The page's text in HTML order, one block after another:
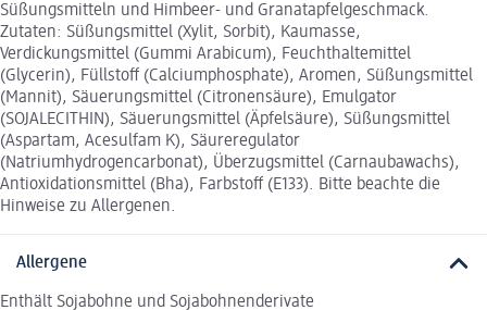
Süßungsmitteln und Himbeer- und Granatapfelgeschmack.
Zutaten: Süßungsmittel (Xylit, Sorbit), Kaumasse,
Verdickungsmittel (Gummi Arabicum), Feuchthaltemittel
(Glycerin), Füllstoff (Calciumphosphate), Aromen, Süßungsmittel
(Mannit), Säuerungsmittel (Citronensäure), Emulgator
(SOJALECITHIN), Säuerungsmittel (Äpfelsäure), Süßungsmittel
(Aspartam, Acesulfam K), Säureregulator
(Natriumhydrogencarbonat), Überzugsmittel (Carnaubawachs),
Antioxidationsmittel (Bha), Farbstoff (E133). Bitte beachte die
Hinweise zu Allergenen.
Allergene
Enthält Sojabohne und Sojabohnenderivate